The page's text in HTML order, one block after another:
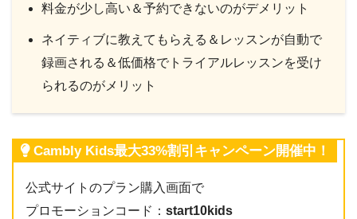
料金が少し高い＆予約できないのがデメリット
ネイティブに教えてもらえる＆レッスンが自動で
録画される＆低価格でトライアルレッスンを受け
られるのがメリット
Cambly Kids最大33%割引キャンペーン開催中！
公式サイトのプラン購入画面で
プロモーションコード： start10kids